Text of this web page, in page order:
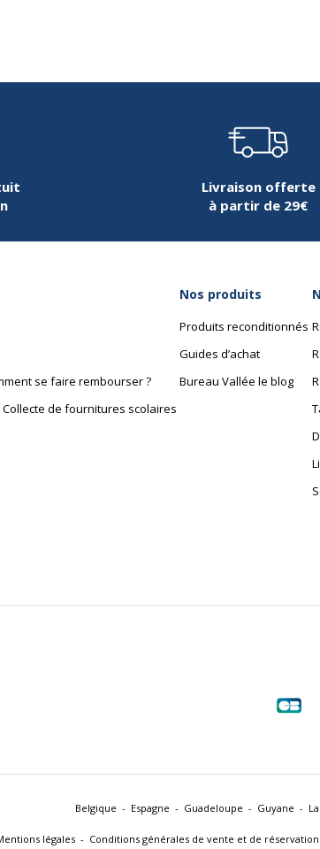
Livraison offerte
à partir de 29€
se faire rembourser ?
de fournitures scolaires
Nos produits
Produits reconditionnés
Guides d’achat
Bureau Vallée le blog
Belgique Espagne Guadeloupe Guyane
légales Conditions générales de vente et de réservation